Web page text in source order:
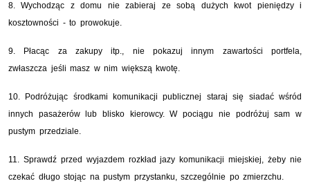
8. Wychodząc z domu nie zabieraj ze sobą dużych kwot pieniędzy i
kosztowności - to prowokuje.
9. Płacąc za zakupy itp., nie pokazuj innym zawartości portfela,
zwłaszcza jeśli masz w nim większą kwotę.
10. Podróżując środkami komunikacji publicznej staraj się siadać wśród
innych pasażerów lub blisko kierowcy. W pociągu nie podróżuj sam w
pustym przedziale.
11. Sprawdź przed wyjazdem rozkład jazy komunikacji miejskiej, żeby nie
czekać długo stojąc na pustym przystanku, szczególnie po zmierzchu.